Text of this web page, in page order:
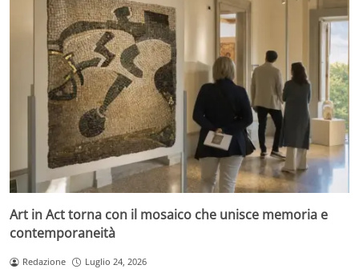
Art in Act torna con il mosaico che unisce memoria e
contemporaneità
Redazione Luglio 24, 2026